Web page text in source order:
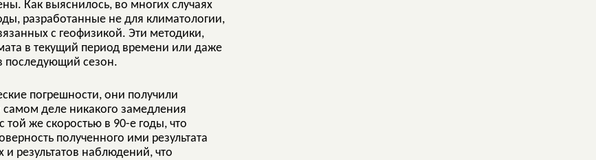
Как выяснилось, во многих случаях
разработанные не для климатологии,
с геофизикой. Эти методики,
в текущий период времени или даже
последующий сезон.
погрешности, они получили
самом деле никакого замедления
же скоростью в 90-е годы, что
полученного ими результата
результатов наблюдений, что